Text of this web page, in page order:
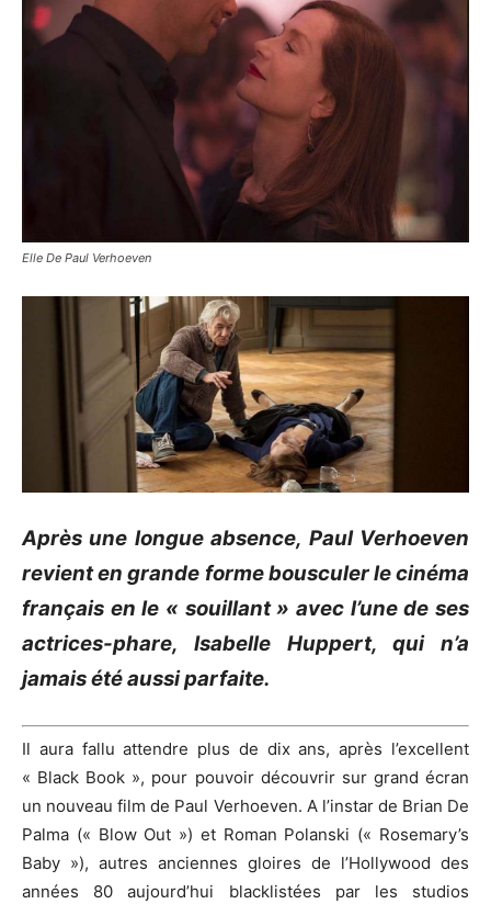
Elle De Paul Verhoeven
Après une longue absence, Paul Verhoeven
revient en grande forme bousculer le cinéma
français en le « souillant » avec l’une de ses
actrices-phare, Isabelle Huppert, qui n’a
jamais été aussi parfaite.
Il aura fallu attendre plus de dix ans, après l’excellent
« Black Book », pour pouvoir découvrir sur grand écran
un nouveau film de Paul Verhoeven. A l’instar de Brian De
Palma (« Blow Out ») et Roman Polanski (« Rosemary’s
Baby »), autres anciennes gloires de l’Hollywood des
années 80 aujourd’hui blacklistées par les studios